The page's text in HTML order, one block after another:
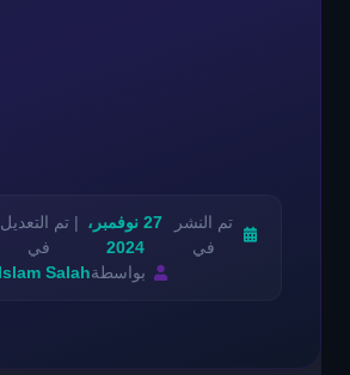
تم النشر
في
27 نوفمبر،
2024
| تم التعديل
في
بواسطةIslam Salah